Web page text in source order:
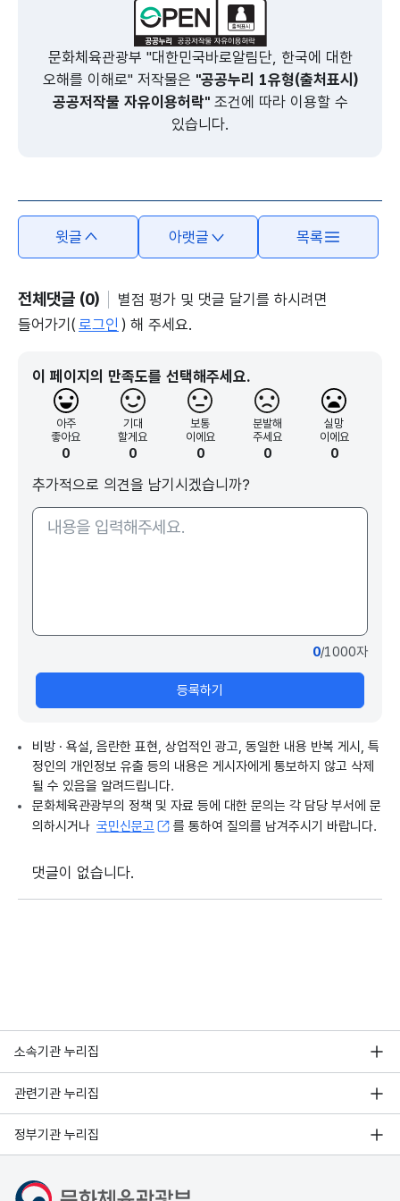
문화체육관광부 "대한민국바로알림단, 한국에 대한
오해를 이해로" 저작물은 "공공누리 1유형(출처표시)
공공저작물 자유이용허락"조건에 따라 이용할 수
있습니다.
윗글 아랫글 목록
전체댓글 (0)
별점 평가 및 댓글 달기를 하시려면
들어가기( 로그인 ) 해 주세요.
이 페이지의 만족도를 선택해주세요.
아주
좋아요
0
기대
할게요
0
보통
이에요
0
분발해
주세요
0
실망
이에요
0
추가적으로 의견을 남기시겠습니까?
0/1000자
등록하기
비방 · 욕설, 음란한 표현, 상업적인 광고, 동일한 내용 반복 게시, 특
정인의 개인정보 유출 등의 내용은 게시자에게 통보하지 않고 삭제
될 수 있음을 알려드립니다.
문화체육관광부의 정책 및 자료 등에 대한 문의는 각 담당 부서에 문
의하시거나 국민신문고 를 통하여 질의를 남겨주시기 바랍니다.
댓글이 없습니다.
소속기관 누리집
관련기관 누리집
정부기관 누리집
문화체육관광부